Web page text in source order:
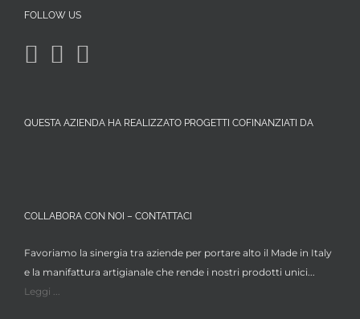
FOLLOW US
QUESTA AZIENDA HA REALIZZATO PROGETTI COFINANZIATI DA
COLLABORA CON NOI – CONTATTACI
Favoriamo la sinergia tra aziende per portare alto il Made in Italy
e la manifattura artigianale che rende i nostri prodotti unici...
Leggi ...